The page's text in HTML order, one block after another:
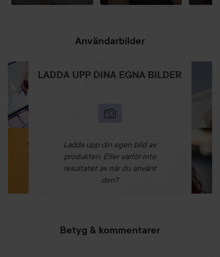
Användarbilder
LADDA UPP DINA EGNA BILDER
Ladda upp din egen bild av
produkten. Eller varför inte
resultatet av när du använt
den?
Betyg & kommentarer